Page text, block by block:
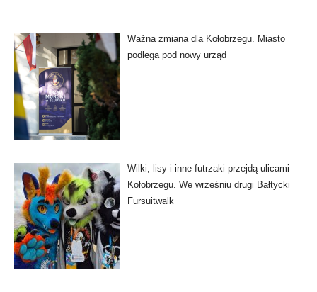
Ważna zmiana dla Kołobrzegu. Miasto
podlega pod nowy urząd
Wilki, lisy i inne futrzaki przejdą ulicami
Kołobrzegu. We wrześniu drugi Bałtycki
Fursuitwalk